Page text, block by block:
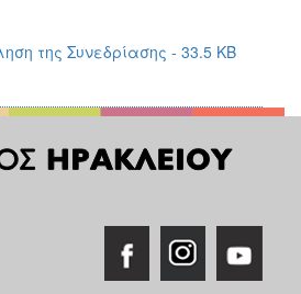
της Συνεδρίασης - 33.5 KB